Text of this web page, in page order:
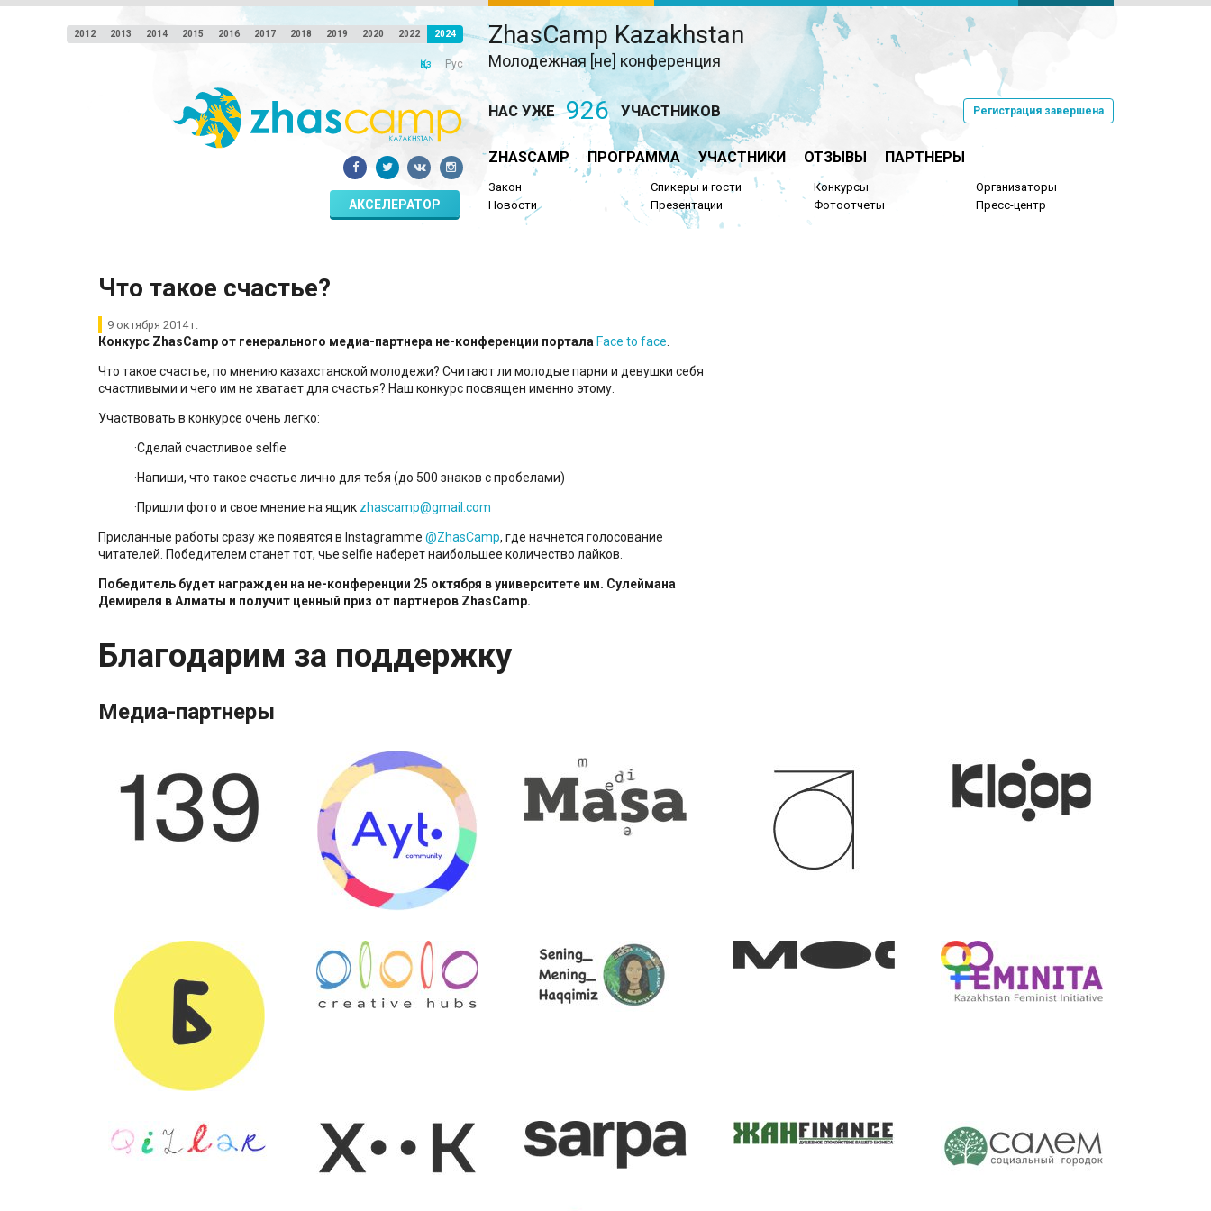
2012 2013 2014 2015 2016 2017 2018 2019 2020 2022 2024
Қаз Рус
ZhasCamp Kazakhstan
Молодежная [не] конференция
АКСЕЛЕРАТОР
НАС УЖЕ 926 УЧАСТНИКОВ Регистрация завершена
ZHASCAMP ПРОГРАММА УЧАСТНИКИ ОТЗЫВЫ ПАРТНЕРЫ
Закон
Новости
Спикеры и гости
Презентации
Конкурсы
Фотоотчеты
Организаторы
Пресс-центр
​Что такое счастье?
9 октября 2014 г.
Конкурс ZhasCamp от генерального медиа-партнера не-конференции портала Face to face
Что такое счастье, по мнению казахстанской молодежи? Считают ли молодые парни и девушки себя
счастливыми и чего им не хватает для счастья? Наш конкурс посвящен именно этому.
Участвовать в конкурсе очень легко:
·Сделай счастливое selfie
·Напиши, что такое счастье лично для тебя (до 500 знаков с пробелами)
·Пришли фото и свое мнение на ящик zhascamp@gmail.com
Присланные работы сразу же появятся в Instagramme @ZhasCamp, где начнется голосование
читателей. Победителем станет тот, чье selfie наберет наибольшее количество лайков.
Победитель будет награжден на не-конференции 25 октября в университете им. Сулеймана
Демиреля в Алматы и получит ценный приз от партнеров ZhasCamp.
Благодарим за поддержку
Медиа-партнеры